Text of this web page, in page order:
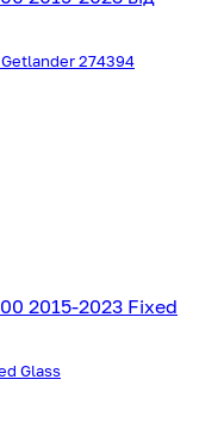
Getlander 274394
Glass